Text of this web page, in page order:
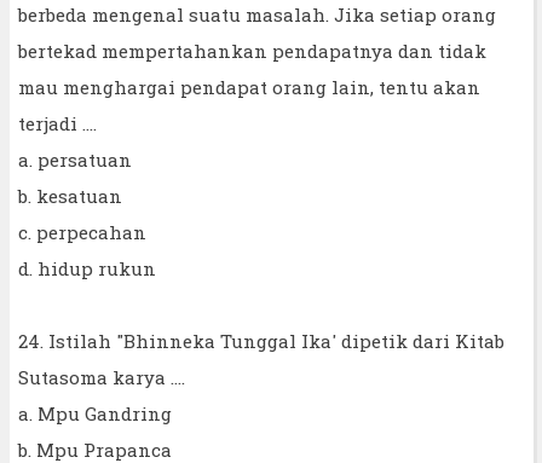
berbeda mengenal suatu masalah. Jika setiap orang
bertekad mempertahankan pendapatnya dan tidak
mau menghargai pendapat orang lain, tentu akan
terjadi ....
a. persatuan
b. kesatuan
c. perpecahan
d. hidup rukun
24. Istilah "Bhinneka Tunggal Ika' dipetik dari Kitab
Sutasoma karya ....
a. Mpu Gandring
b. Mpu Prapanca